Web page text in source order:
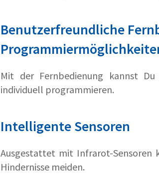
Benutzerfreundliche
Mit der Fernbedienung kannst
individuell programmieren.
Intelligente Sensoren
Ausgestattet mit Infrarot-Sensoren
Hindernisse meiden.